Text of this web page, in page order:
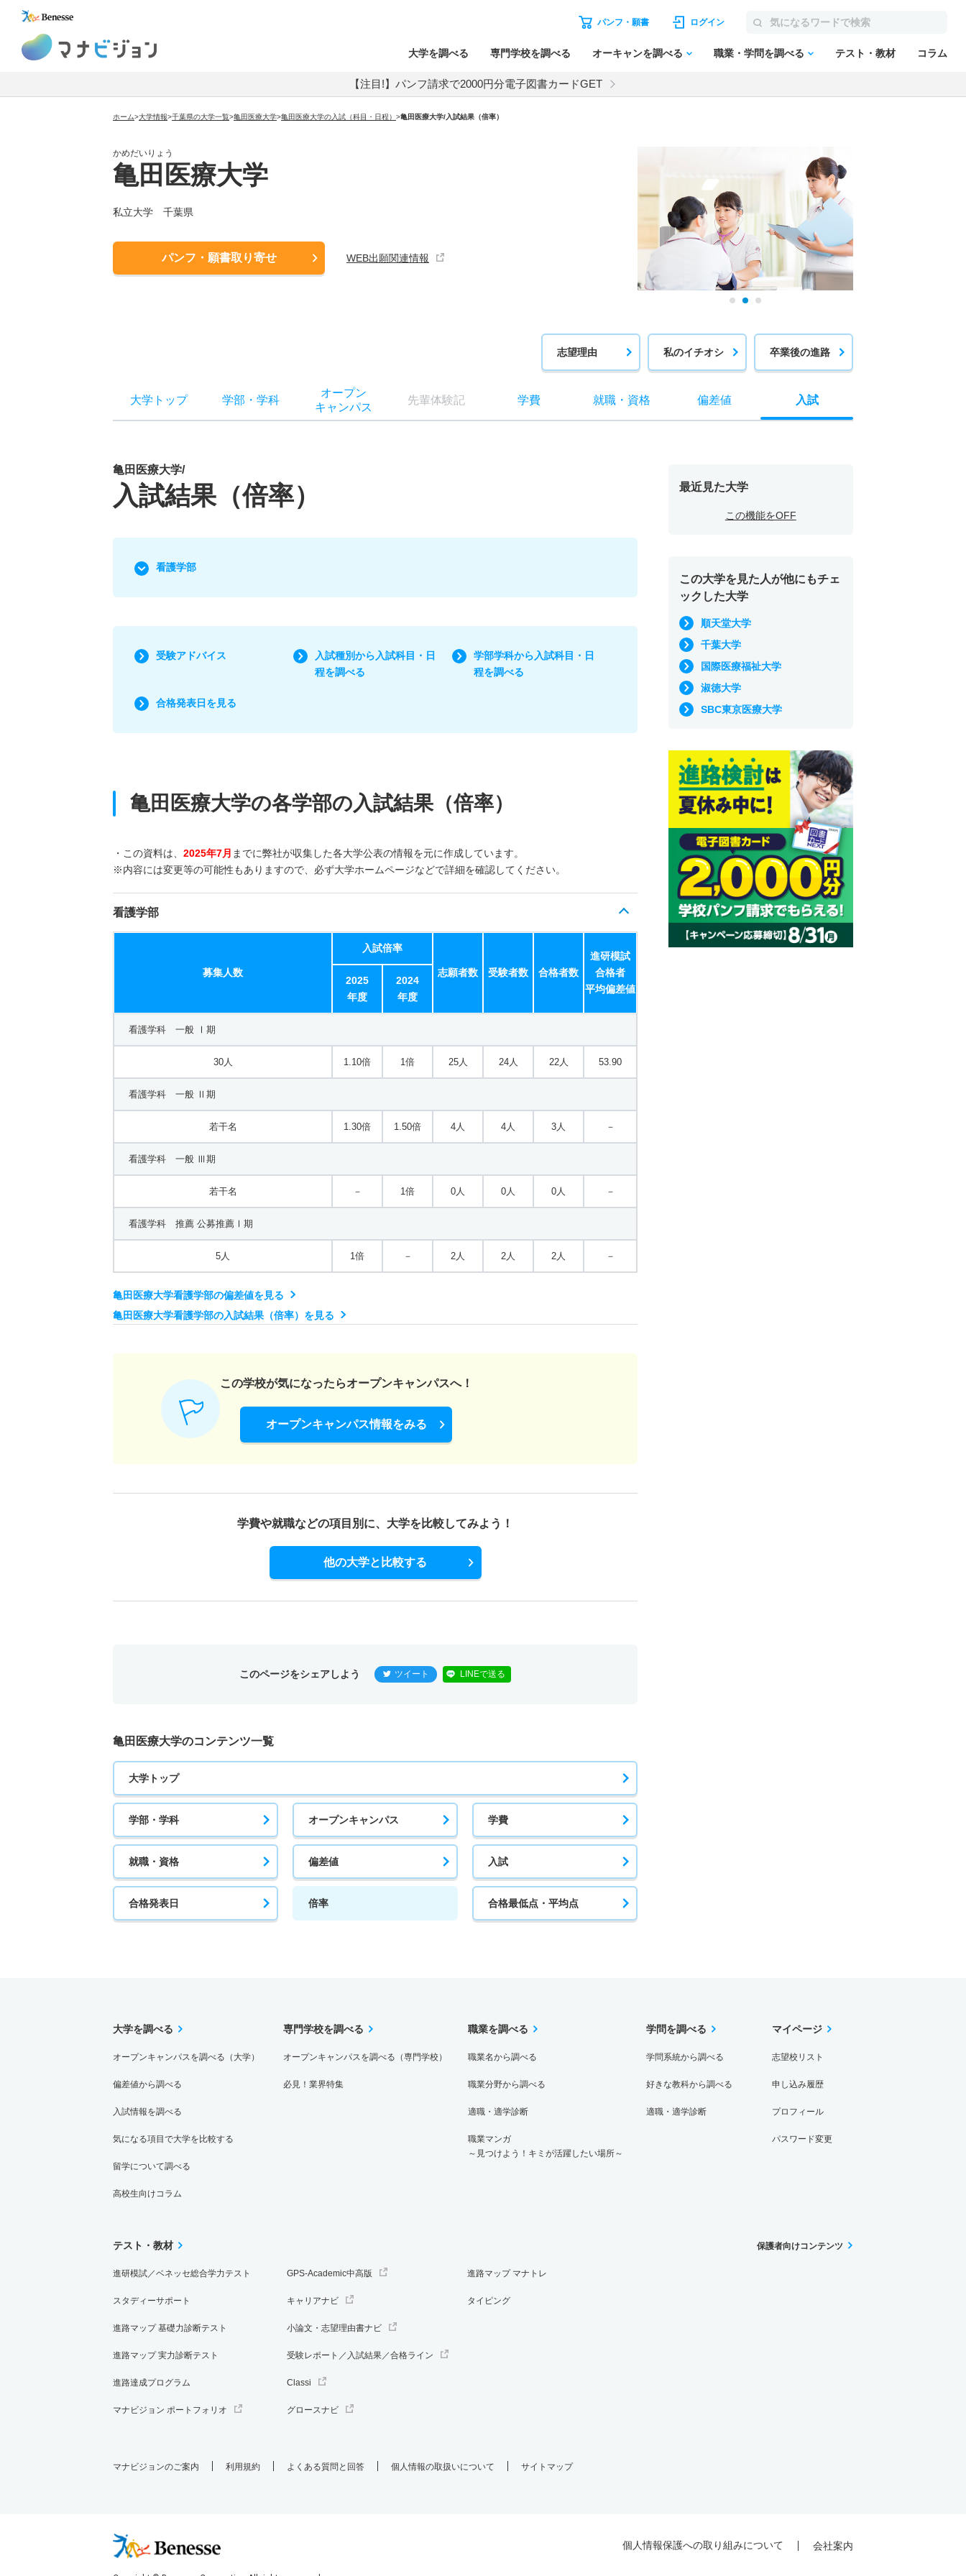
パンフ・願書 ログイン
大学を調べる 専門学校を調べる オーキャンを調べる 職業・学問を調べる テスト・教材 コラム
【注目!】パンフ請求で2000円分電子図書カードGET
ホーム>大学情報>千葉県の大学一覧>亀田医療大学>亀田医療大学の入試（科目・日程） >亀田医療大学/入試結果（倍率）
かめだいりょう
亀田医療大学
私立大学 千葉県
パンフ・願書取り寄せ WEB出願関連情報
志望理由 私のイチオシ 卒業後の進路
大学トップ 学部 ・ 学科
オープン
キャンパス
先輩体験記 学費 就職・ 資格 偏差値 入試
亀田医療大学/
入試結果（倍率）
看護学部
受験アドバイス
入試種別から入試科目・日
程を調べる
学部学科から入試科目・日
程を調べる
合格発表日を見る
亀田医療大学の各学部の入試結果（倍率）
・この資料は、 2025年7月 までに弊社が収集した各大学公表の情報を元に作成しています。
※内容には変更等の可能性もありますので、必ず大学ホームページなどで詳細を確認してください。
看護学部
募集人数
入試倍率
志願者数 受験者数 合格者数
進研模試
合格者
平均偏差値
2025
年度
2024
年度
看護学科 一般 Ⅰ期
30人 1.10倍 1倍 25人 24人 22人 53.90
看護学科 一般 Ⅱ期
若干名 1.30倍 1.50倍 4人 4人 3人 －
看護学科 一般 Ⅲ期
若干名 － 1倍 0人 0人 0人 －
看護学科 推薦 公募推薦Ⅰ期
5人 1倍 － 2人 2人 2人 －
亀田医療大学看護学部の偏差値を見る
亀田医療大学看護学部の入試結果（倍率）を見る
この学校が気になったらオープンキャンパスへ！
オープンキャンパス情報をみる
学費や就職などの項目別に、 大学を比較してみよう！
他の大学と比較する
このページをシェアしよう ツイート LINEで送る
亀田医療大学のコンテンツ一覧
大学トップ
学部・学科 オープンキャンパス 学費
就職・資格 偏差値 入試
合格発表日 倍率 合格最低点・平均点
最近見た大学
この機能をOFF
この大学を見た人が他にもチェ
ックした大学
順天堂大学
千葉大学
国際医療福祉大学
淑徳大学
SBC東京医療大学
大学を調べる
オープンキャンパスを調べる（大学）
偏差値から調べる
入試情報を調べる
気になる項目で大学を比較する
留学について調べる
高校生向けコラム
専門学校を調べる
オープンキャンパスを調べる（専門学校）
必見！業界特集
職業を調べる
職業名から調べる
職業分野から調べる
適職・適学診断
職業マンガ
～見つけよう！キミが活躍したい場所～
学問を調べる
学問系統から調べる
好きな教科から調べる
適職・適学診断
マイページ
志望校リスト
申し込み履歴
プロフィール
パスワード変更
テスト・教材
進研模試／ベネッセ総合学力テスト
スタディーサポート
進路マップ 基礎力診断テスト
進路マップ 実力診断テスト
進路達成プログラム
マナビジョン ポートフォリオ
GPS-Academic中高版
キャリアナビ
小論文・志望理由書ナビ
受験レポート／入試結果／合格ライン
Classi
グロースナビ
進路マップ マナトレ
タイピング
保護者向けコンテンツ
マナビジョンのご案内 利用規約 よくある質問と回答 個人情報の取扱いについて サイトマップ
個人情報保護への取り組みについて 会社案内